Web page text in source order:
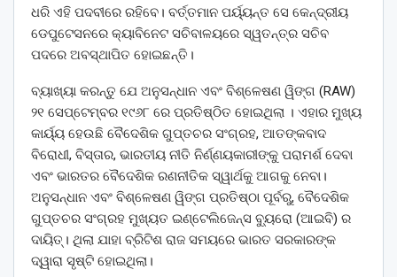
ଧରି ଏହି ପଦବୀରେ ରହିବେ। ବର୍ତ୍ତମାନ ପର୍ୟ୍ୟନ୍ତ ସେ କେନ୍ଦ୍ରୀୟ
ଡେପୁଟେସନରେ କ୍ୟାବିନେଟ ସଚିବାଳୟରେ ସ୍ୱତନ୍ତ୍ର ସଚିବ
ପଦରେ ଅବସ୍ଥାପିତ ହୋଇଛନ୍ତି।
ବ୍ୟାଖ୍ୟା କରନ୍ତୁ ଯେ ଅନୁସନ୍ଧାନ ଏବଂ ବିଶ୍ଳେଷଣ ୱିଙ୍ଗ (RAW)
୨୧ ସେପ୍ଟେମ୍ବର ୧୯୬୮ ରେ ପ୍ରତିଷ୍ଠିତ ହୋଇଥିଲା । ଏହାର ମୁଖ୍ୟ
କାର୍ୟ୍ୟ ହେଉଛି ବୈଦେଶିକ ଗୁପ୍ତଚର ସଂଗ୍ରହ, ଆତଙ୍କବାଦ
ବିରୋଧୀ, ବିସ୍ତାର, ଭାରତୀୟ ନୀତି ନିର୍ଣ୍ଣୟକାରୀଙ୍କୁ ପରାମର୍ଶ ଦେବା
ଏବଂ ଭାରତର ବୈଦେଶିକ ରଣନୀତିକ ସ୍ୱାର୍ଥକୁ ଆଗକୁ ନେବା।
ଅନୁସନ୍ଧାନ ଏବଂ ବିଶ୍ଳେଷଣ ୱିଙ୍ଗ ପ୍ରତିଷ୍ଠା ପୂର୍ବରୁ, ବୈଦେଶିକ
ଗୁପ୍ତଚର ସଂଗ୍ରହ ମୁଖ୍ୟତ ଇଣ୍ଟେଲିଜେନ୍ସ ବ୍ୟୁରୋ (ଆଇବି) ର
ଦାୟିତ୍। ଥିଲା ଯାହା ବ୍ରିଟିଶ ରାଜ ସମୟରେ ଭାରତ ସରକାରଙ୍କ
ଦ୍ୱାରା ସୃଷ୍ଟି ହୋଇଥିଲା।